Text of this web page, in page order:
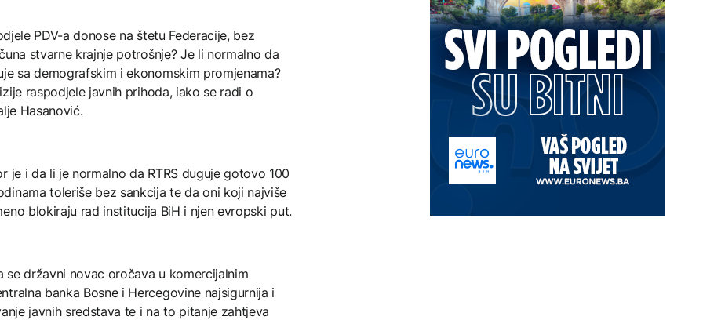
PDV-a donose na štetu Federacije, bez
stvarne krajnje potrošnje? Je li normalno da
sa demografskim i ekonomskim promjenama?
raspodjele javnih prihoda, iako se radi o
Hasanović.
i da li je normalno da RTRS duguje gotovo 100
toleriše bez sankcija te da oni koji najviše
blokiraju rad institucija BiH i njen evropski put.
se državni novac oročava u komercijalnim
banka Bosne i Hercegovine najsigurnija i
javnih sredstava te i na to pitanje zahtjeva